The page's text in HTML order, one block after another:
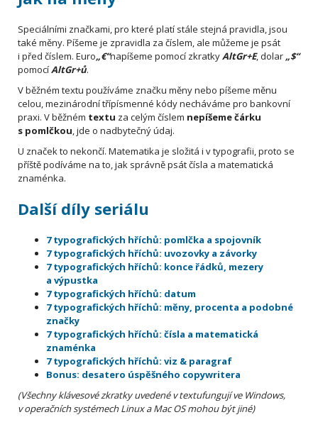
Speciálními značkami, pro které platí stále stejná pravidla, jsou
také měny. Píšeme je zpravidla za číslem, ale můžeme je psát
i před číslem. Euro„€“napíšeme pomocí zkratkyAltGr+E, dolar „$“
pomocíAltGr+ů.
V běžném textu používáme značku měny nebo píšeme měnu
celou, mezinárodní třípísmenné kódy necháváme pro bankovní
praxi. V běžném textu za celým číslem nepíšemečárku
s pomlčkou, jde o nadbytečný údaj.
U značek to nekončí. Matematika je složitá i v typografii, proto se
příště podíváme na to, jak správně psát čísla a matematická
znaménka.
Další díly seriálu
7 typografických hříchů: pomlčka a spojovník
7 typografických hříchů: uvozovky a závorky
7 typografických hříchů: konce řádků, mezery
a výpustka
7 typografických hříchů: datum
7 typografických hříchů: měny, procenta a podobné
značky
7 typografických hříchů: čísla a matematická
znaménka
7 typografických hříchů: viz & paragraf
Bonus: desatero úspěšného copywritera
(Všechny klávesové zkratky uvedené v textufungují ve Windows,
v operačních systémech Linux a Mac OS mohou být jiné)